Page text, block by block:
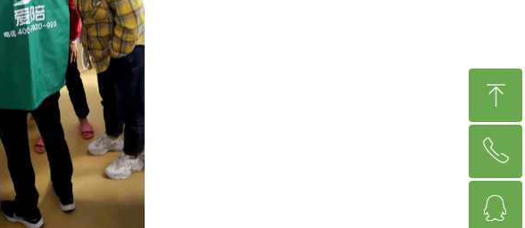
ꁸ
回到顶部
ꂅ
ꁗ